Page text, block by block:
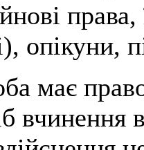
опікуни,
має
вчинення